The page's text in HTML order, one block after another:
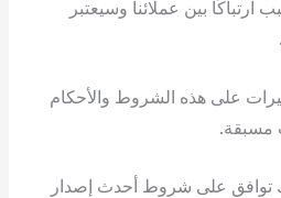
بين عملائنا وسيعتبر
على هذه الشروط والأحكام
مسبقة.
توافق على شروط أحدث إصدار